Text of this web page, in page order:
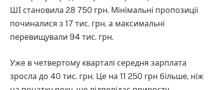
ШІ становила 28 750 грн. Мінімальні пропозиції
починалися з 17 тис. грн, а максимальні
перевищували 94 тис. грн.
Уже в четвертому кварталі середня зарплата
зросла до 40 тис. грн. Це на 11 250 грн більше, ніж